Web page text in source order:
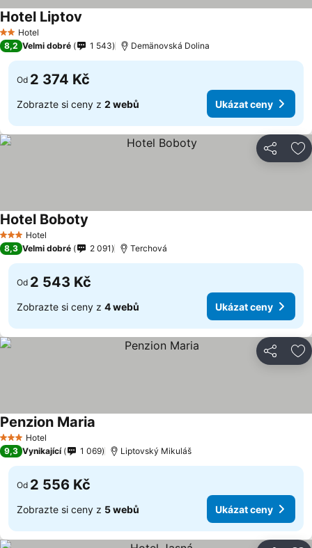
2 Počet hvězdiček
Hotel
Hotel Liptov
8,2 Velmi dobré 1 543 Demänovská Dolina
Od 2 374 Kč
Zobrazte si ceny z 2 webů Ukázat ceny
Sdílet
3 Počet hvězdiček
Hotel
Hotel Boboty
8,3 Velmi dobré 2 091 Terchová
Od 2 543 Kč
Zobrazte si ceny z 4 webů Ukázat ceny
Sdílet
3 Počet hvězdiček
Hotel
Penzion Maria
9,3 Vynikající 1 069 Liptovský Mikuláš
Od 2 556 Kč
Zobrazte si ceny z 5 webů Ukázat ceny